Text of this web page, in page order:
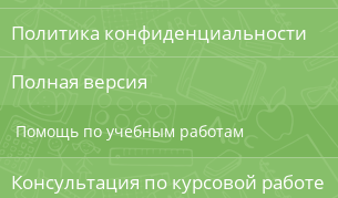
Политика конфиденциальности
Полная версия
Помощь по учебным работам
Консультация по курсовой работе